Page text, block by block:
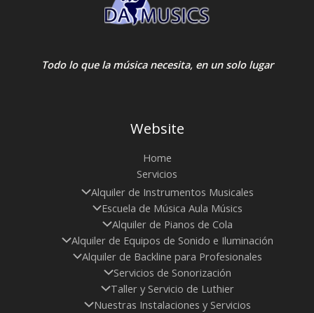
Todo lo que la música necesita, en un solo lugar
Website
Home
Servicios
Alquiler de Instrumentos Musicales
Escuela de Música Aula Músics
Alquiler de Pianos de Cola
Alquiler de Equipos de Sonido e Iluminación
Alquiler de Backline para Profesionales
Servicios de Sonorización
Taller y Servicio de Luthier
Nuestras Instalaciones y Servicios